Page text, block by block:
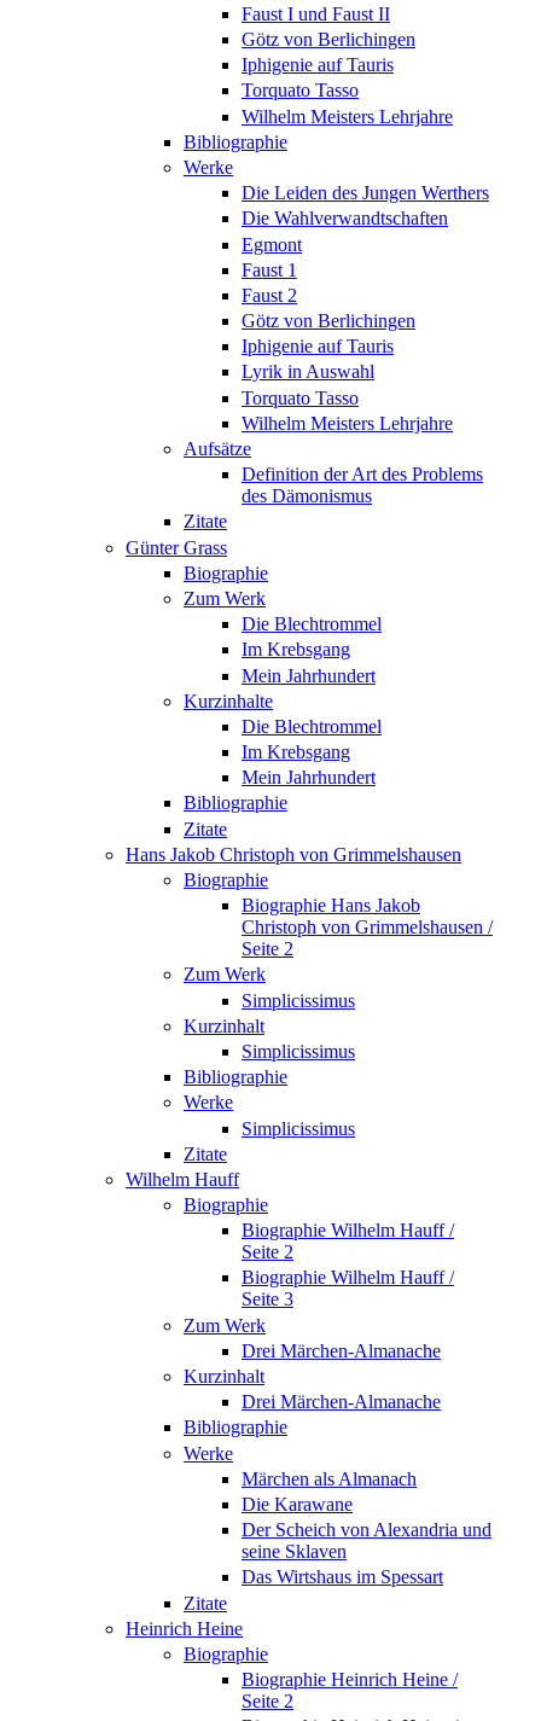
Faust I und Faust II
Götz von Berlichingen
Iphigenie auf Tauris
Torquato Tasso
Wilhelm Meisters Lehrjahre
Bibliographie
Werke
Die Leiden des Jungen Werthers
Die Wahlverwandtschaften
Egmont
Faust 1
Faust 2
Götz von Berlichingen
Iphigenie auf Tauris
Lyrik in Auswahl
Torquato Tasso
Wilhelm Meisters Lehrjahre
Aufsätze
Definition der Art des Problems
des Dämonismus
Zitate
Günter Grass
Biographie
Zum Werk
Die Blechtrommel
Im Krebsgang
Mein Jahrhundert
Kurzinhalte
Die Blechtrommel
Im Krebsgang
Mein Jahrhundert
Bibliographie
Zitate
Hans Jakob Christoph von Grimmelshausen
Biographie
Biographie Hans Jakob
Christoph von Grimmelshausen /
Seite 2
Zum Werk
Simplicissimus
Kurzinhalt
Simplicissimus
Bibliographie
Werke
Simplicissimus
Zitate
Wilhelm Hauff
Biographie
Biographie Wilhelm Hauff /
Seite 2
Biographie Wilhelm Hauff /
Seite 3
Zum Werk
Drei Märchen-Almanache
Kurzinhalt
Drei Märchen-Almanache
Bibliographie
Werke
Märchen als Almanach
Die Karawane
Der Scheich von Alexandria und
seine Sklaven
Das Wirtshaus im Spessart
Zitate
Heinrich Heine
Biographie
Biographie Heinrich Heine /
Seite 2